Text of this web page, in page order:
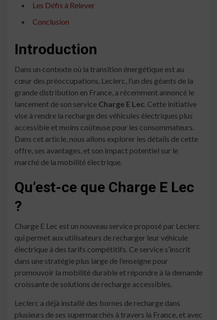
Les Défis à Relever
Conclusion
Introduction
Dans un contexte où la transition énergétique est au
cœur des préoccupations, Leclerc, l’un des géants de la
grande distribution en France, a récemment annoncé le
lancement de son service Charge E Lec. Cette initiative
vise à rendre la recharge des véhicules électriques plus
accessible et moins coûteuse pour les consommateurs.
Dans cet article, nous allons explorer les détails de cette
offre, ses avantages, et son impact potentiel sur le
marché de la mobilité électrique.
Qu’est-ce que Charge E Lec
?
Charge E Lec est un nouveau service proposé par Leclerc
qui permet aux utilisateurs de recharger leur véhicule
électrique à des tarifs compétitifs. Ce service s’inscrit
dans une stratégie plus large de l’enseigne pour
promouvoir la mobilité durable et répondre à la demande
croissante de solutions de recharge accessibles.
Leclerc a déjà installé des bornes de recharge dans
plusieurs de ses supermarchés à travers la France, et avec